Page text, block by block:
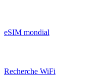
eSIM mondial
Recherche WiFi